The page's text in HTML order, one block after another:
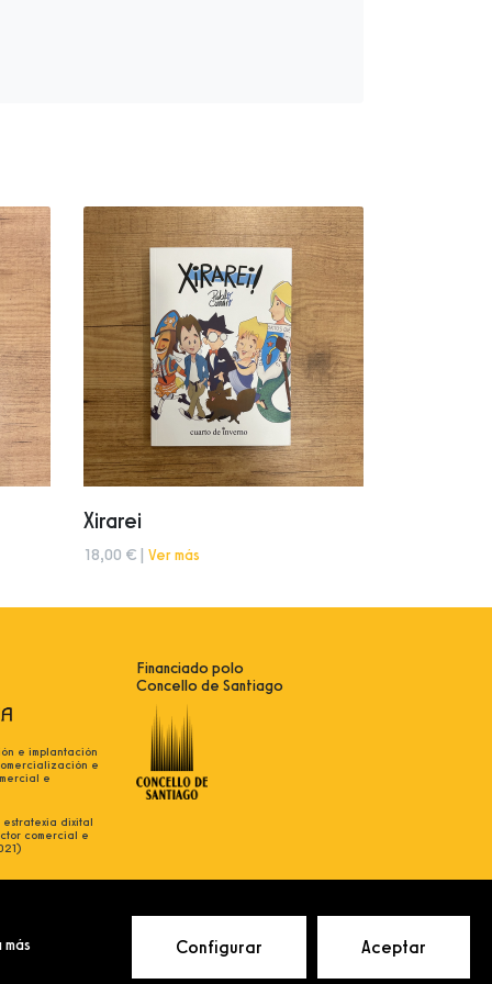
Xirarei
18,00 € | Ver más
e implantación
e
e
dixital
comercial e
Financiado polo
Concello de Santiago
Configurar Aceptar